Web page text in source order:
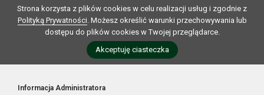
Strona korzysta z plików cookies w celu realizacji usług i zgodnie z
Polityką Prywatności. Możesz określić warunki przechowywania lub
dostępu do plików cookies w Twojej przeglądarce.
Akceptuję ciasteczka
Informacja Administratora